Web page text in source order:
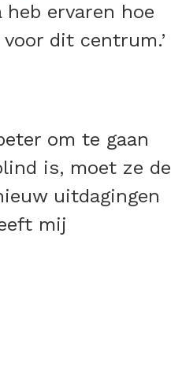
ervaren hoe
dit centrum.’
om te gaan
is, moet ze de
uitdagingen
mij